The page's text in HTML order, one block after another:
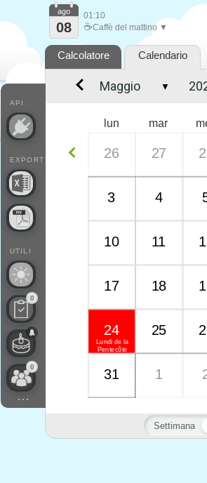
API
EXPORT
UTILI
0
0
...
ago
08
01:10
☕Caffè del mattino ▼
Calcolatore Calendario
Settimana
lun mar
26 27
3 4
10 11
17 18
Lundi de la
Pentecôte
24 25
31 1
▼